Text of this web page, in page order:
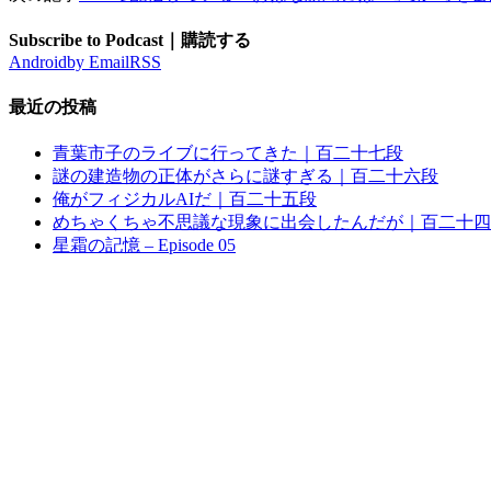
Subscribe to Podcast｜購読する
Androidby EmailRSS
最近の投稿
青葉市子のライブに行ってきた｜百二十七段
謎の建造物の正体がさらに謎すぎる｜百二十六段
俺がフィジカルAIだ｜百二十五段
めちゃくちゃ不思議な現象に出会したんだが｜百二十
星霜の記憶 – Episode 05